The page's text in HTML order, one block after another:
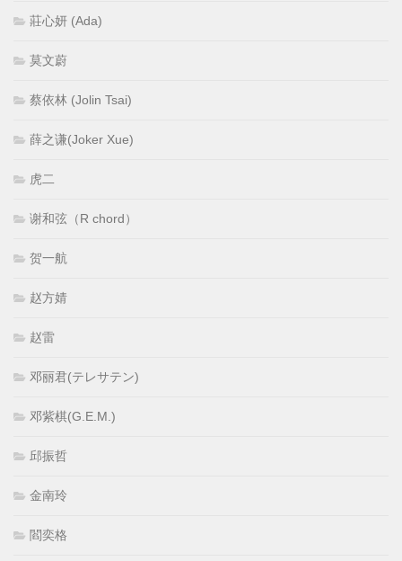
莊心妍 (Ada)
莫文蔚
蔡依林 (Jolin Tsai)
薛之谦(Joker Xue)
虎二
谢和弦（R chord）
贺一航
赵方婧
赵雷
邓丽君(テレサテン)
邓紫棋(G.E.M.)
邱振哲
金南玲
閻奕格